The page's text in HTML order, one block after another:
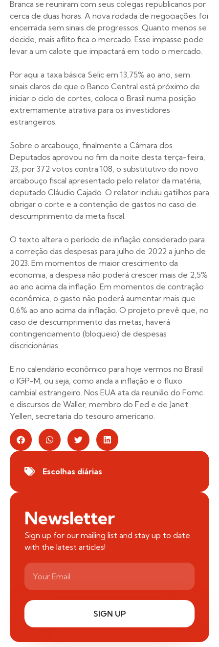
Branca se reuniram com seus colegas republicanos por
cerca de duas horas. A nova rodada de negociações foi
encerrada sem sinais de progressos. Quanto menos se
decide, mais aflito fica o mercado. Esse impasse pode
levar a um calote que impactará em todo o mercado.
Por aqui a taxa básica Selic em 13,75% ao ano, sem
sinais claros de que o Banco Central está próximo de
iniciar o ciclo de cortes, coloca o Brasil numa posição
extremamente atrativa para os investidores
estrangeiros.
Sobre o arcabouço, finalmente a Câmara dos
Deputados aprovou no fim da noite desta terça-feira,
23, por 372 votos contra 108, o substitutivo do novo
arcabouço fiscal apresentado pelo relator da matéria,
deputado Cláudio Cajado. O relator incluiu gatilhos para
obrigar o corte e a contenção de gastos no caso de
descumprimento da meta fiscal.
O texto altera o período de inflação considerado para
a correção das despesas para julho de 2022 a junho de
2023. Em momentos de maior crescimento da
economia, a despesa não poderá crescer mais de 2,5%
ao ano acima da inflação. Em momentos de contração
econômica, o gasto não poderá aumentar mais que
0,6% ao ano acima da inflação. O projeto prevê que, no
caso de descumprimento das metas, haverá
contingenciamento (bloqueio) de despesas
discricionárias.
E no calendário econômico para hoje vermos no Brasil
o IGP-M, ou seja, como anda a inflação e o fluxo
cambial estrangeiro. Nos EUA ata da reunião do Fomc
e discursos de Waller, membro do Fed e de Janet
Yellen, secretaria do tesouro americano.
Escolhas diárias
Newsletter
Sign up for our mailing list and stay up to date
with the latest articles!
SIGN UP